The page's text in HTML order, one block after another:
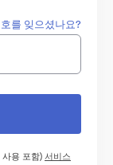
를 잊으셨나요?
용 포함)서비스